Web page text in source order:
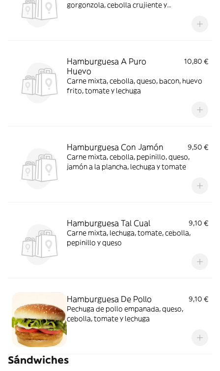
gorgonzola, cebolla crujiente y
Hamburguesa A Puro
Huevo
10,80 €
Carne mixta, cebolla, queso, bacon, huevo
frito, tomate y lechuga
Hamburguesa Con Jamón
9,50 €
Carne mixta, cebolla, pepinillo, queso,
jamón a la plancha, lechuga y tomate
Hamburguesa Tal Cual
9,10 €
Carne mixta, lechuga, tomate, cebolla,
pepinillo y queso
Hamburguesa De Pollo
9,10 €
Pechuga de pollo empanada, queso,
cebolla, tomate y lechuga
Sándwiches